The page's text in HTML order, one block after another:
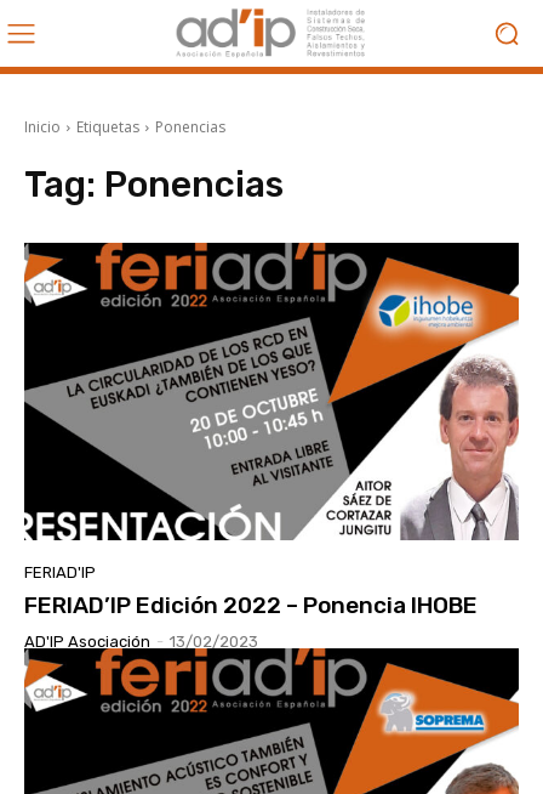
Inicio Etiquetas Ponencias
Tag: Ponencias
FERIAD'IP
FERIAD’IP Edición 2022 – Ponencia IHOBE
AD'IP Asociación - 13/02/2023